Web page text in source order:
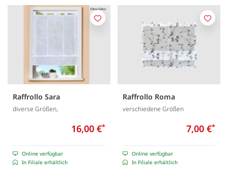
Raffrollo Sara
diverse Größen,
16,00 €*
Online verfügbar
In Filiale erhältlich
Merken
Raffrollo Roma
verschiedene Größen
7,00 €*
Online verfügbar
In Filiale erhältlich